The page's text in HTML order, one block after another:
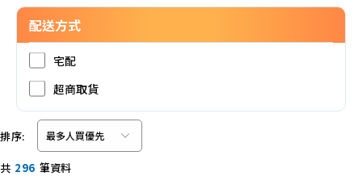
配送方式
宅配
超商取貨
排序:
共 296 筆資料